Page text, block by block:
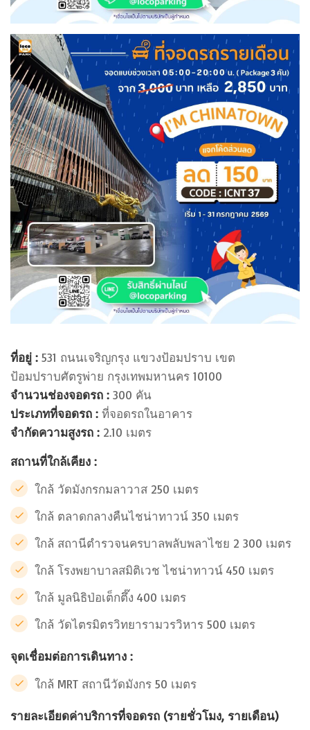
ที่อยู่ : 531 ถนนเจริญกรุง แขวงป้อมปราบ เขต
ป้อมปราบศัตรูพ่าย กรุงเทพมหานคร 10100
จำนวนช่องจอดรถ : 300 คัน
ประเภทที่จอดรถ : ที่จอดรถในอาคาร
จำกัดความสูงรถ : 2.10 เมตร
สถานที่ใกล้เคียง :
ใกล้ วัดมังกรกมลาวาส 250 เมตร
ใกล้ ตลาดกลางคืนไชน่าทาวน์ 350 เมตร
ใกล้ สถานีตำรวจนครบาลพลับพลาไชย 2 300 เมตร
ใกล้ โรงพยาบาลสมิติเวช ไชน่าทาวน์ 450 เมตร
ใกล้ มูลนิธิป่อเต็กตึ๊ง 400 เมตร
ใกล้ วัดไตรมิตรวิทยารามวรวิหาร 500 เมตร
จุดเชื่อมต่อการเดินทาง :
ใกล้ MRT สถานีวัดมังกร 50 เมตร
รายละเอียดค่าบริการที่จอดรถ (รายชั่วโมง, รายเดือน)